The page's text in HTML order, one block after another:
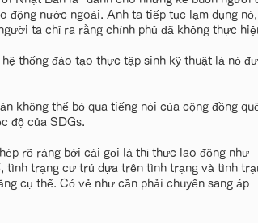
động nước ngoài. Anh ta tiếp tục lạm dụng nó,
ta chỉ ra rằng chính phủ đã không thực
thống đào tạo thực tập sinh kỹ thuật là nó
không thể bỏ qua tiếng nói của cộng đồng
độ của SDGs.
rõ ràng bởi cái gọi là thị thực lao động như
tình trạng cư trú dựa trên tình trạng và tình
cụ thể. Có vẻ như cần phải chuyển sang áp